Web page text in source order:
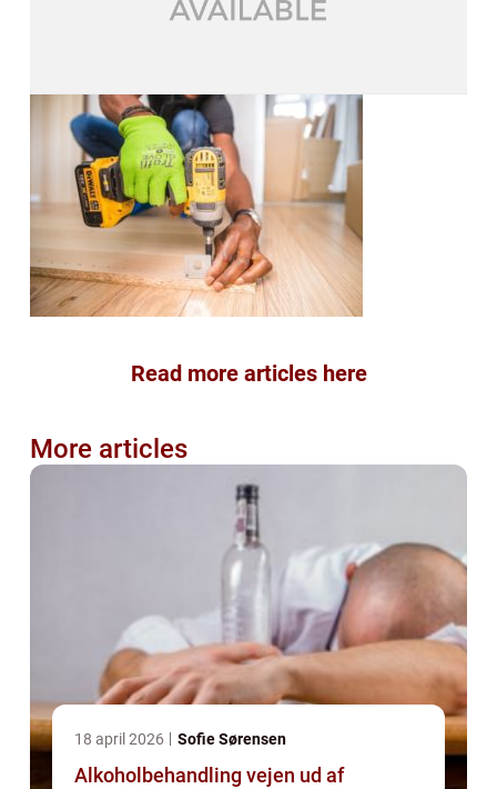
Read more articles here
More articles
18 april 2026 Sofie Sørensen
Alkoholbehandling vejen ud af